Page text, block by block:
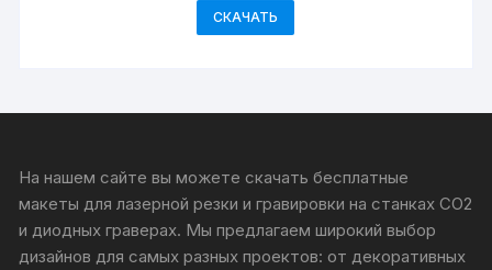
СКАЧАТЬ
На нашем сайте вы можете скачать бесплатные
макеты для лазерной резки и гравировки на станках CO2
и диодных граверах. Мы предлагаем широкий выбор
дизайнов для самых разных проектов: от декоративных